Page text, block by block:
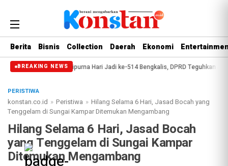
Berita Bisnis Collection Daerah Ekonomi
BREAKING NEWS
Internsip Paripurna Hari Jadi ke-514 Bengkalis, DPRD Teguhkan
PERISTIWA
konstan.co.id » Peristiwa » Hilang Selama 6 Hari, Jasad Bocah yang
Tenggelam di Sungai Kampar Ditemukan Mengambang
Hilang Selama 6 Hari, Jasad Bocah
yang Tenggelam di Sungai Kampar
Ditemukan Mengambang